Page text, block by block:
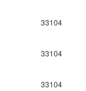
33104
33104
33104